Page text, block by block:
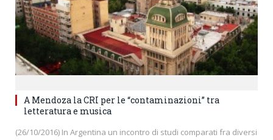
A Mendoza la CRI per le “contaminazioni” tra
letteratura e musica
(26/10/2016) In Argentina un incontro di studi comparati fra diversi